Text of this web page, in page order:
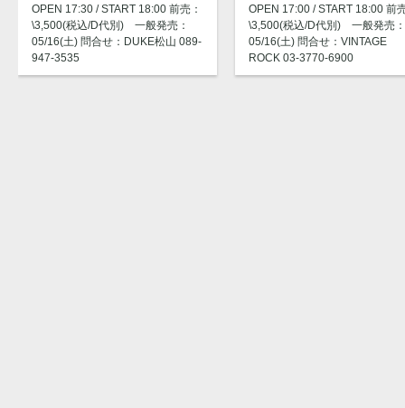
OPEN 17:30 / START 18:00 前売：
\3,500(税込/D代別) 一般発売：
05/16(土) 問合せ：DUKE松山 089-
947-3535
OPEN 17:00 / START 18:00 前
\3,500(税込/D代別) 一般発売：
05/16(土) 問合せ：VINTAGE
ROCK 03-3770-6900